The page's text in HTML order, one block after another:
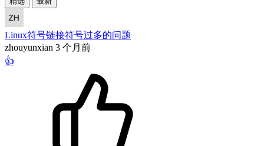
Linux符号链接符号过多的问题
zhouyunxian 3 个月前
👍